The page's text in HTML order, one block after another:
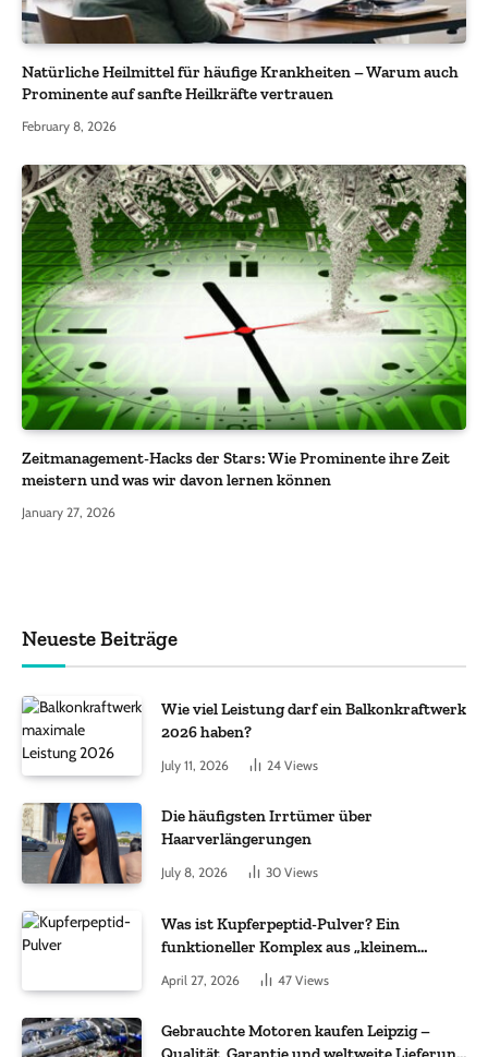
Natürliche Heilmittel für häufige Krankheiten – Warum auch
Prominente auf sanfte Heilkräfte vertrauen
February 8, 2026
Zeitmanagement-Hacks der Stars: Wie Prominente ihre Zeit
meistern und was wir davon lernen können
January 27, 2026
Neueste Beiträge
Wie viel Leistung darf ein Balkonkraftwerk
2026 haben?
July 11, 2026 24 Views
Die häufigsten Irrtümer über
Haarverlängerungen
July 8, 2026 30 Views
Was ist Kupferpeptid-Pulver? Ein
funktioneller Komplex aus „kleinem
Molekül + Metall“
April 27, 2026 47 Views
Gebrauchte Motoren kaufen Leipzig –